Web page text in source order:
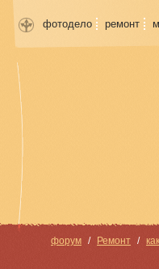
фотодело ремонт
форум Ремонт